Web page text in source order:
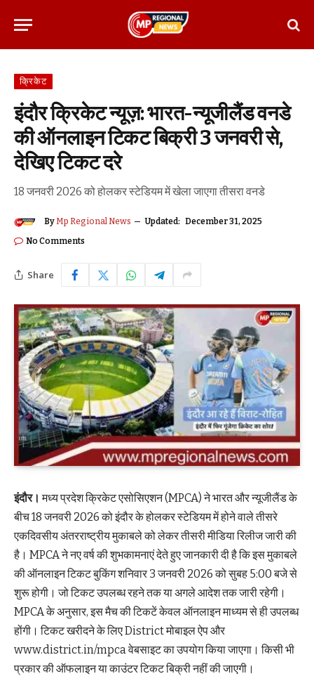
क्रिकेट
इंदौर क्रिकेट न्यूज़: भारत-न्यूजीलैंड वनडे
की ऑनलाइन टिकट बिक्री 3 जनवरी से,
देखिए टिकट दरे
18 जनवरी 2026 को होलकर स्टेडियम में खेला जाएगा तीसरा वनडे
ByMp Regional News Updated: December 31, 2025
No Comments
Share
इंदौर। मध्य प्रदेश क्रिकेट एसोसिएशन (MPCA) ने भारत और न्यूजीलैंड के
बीच 18 जनवरी 2026 को इंदौर के होलकर स्टेडियम में होने वाले तीसरे
एकदिवसीय अंतरराष्ट्रीय मुकाबले को लेकर तीसरी मीडिया रिलीज जारी की
है। MPCA ने नए वर्ष की शुभकामनाएं देते हुए जानकारी दी है कि इस मुकाबले
की ऑनलाइन टिकट बुकिंग शनिवार 3 जनवरी 2026 को सुबह 5:00 बजे से
शुरू होगी। जो टिकट उपलब्ध रहने तक या अगले आदेश तक जारी रहेगी।
MPCA के अनुसार, इस मैच की टिकटें केवल ऑनलाइन माध्यम से ही उपलब्ध
होंगी। टिकट खरीदने के लिए District मोबाइल ऐप और
www.district.in/mpca वेबसाइट का उपयोग किया जाएगा। किसी भी
प्रकार की ऑफलाइन या काउंटर टिकट बिक्री नहीं की जाएगी।